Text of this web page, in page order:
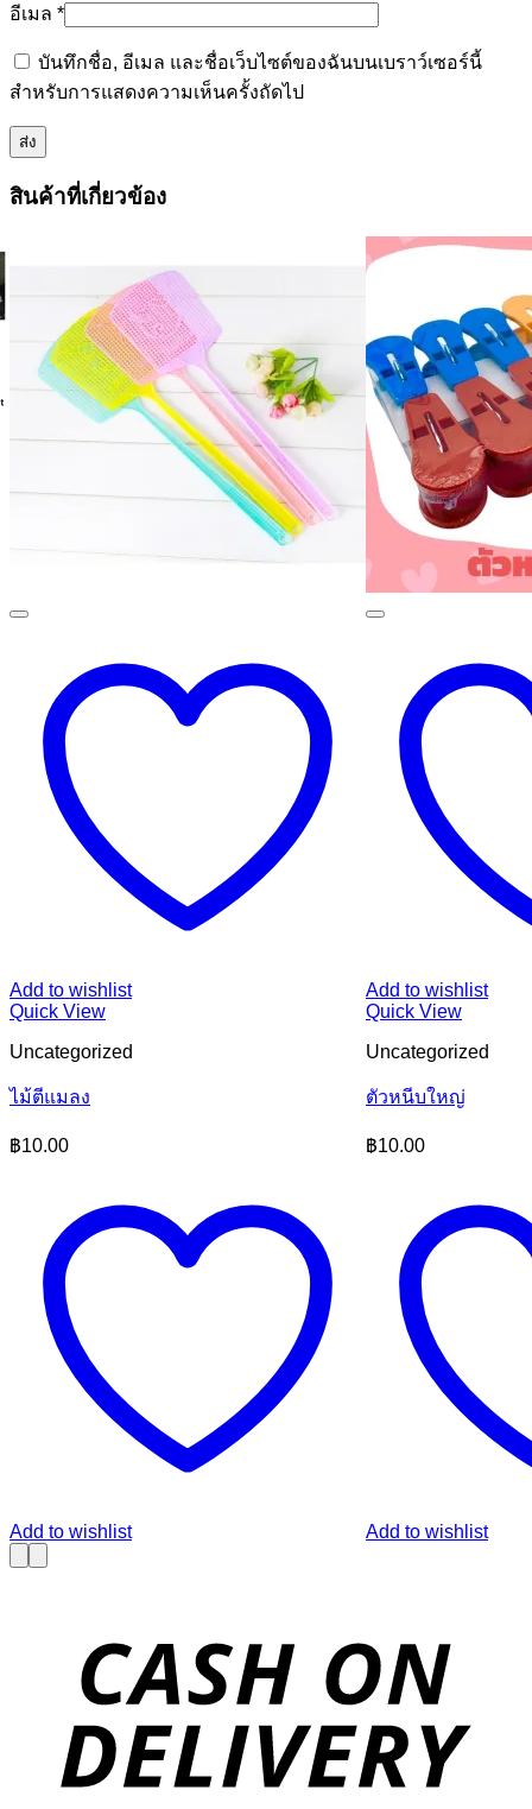
อีเมล *
บันทึกชื่อ, อีเมล และชื่อเว็บไซต์ของฉันบนเบราว์เซอร์นี้
สำหรับการแสดงความเห็นครั้งถัดไป
สินค้าที่เกี่ยวข้อง
Add to wishlist
Quick View
Uncategorized
ไม้ตีแมลง
฿10.00
Add to wishlist
Add to wishlist
Quick View
Uncategorized
ตัวหนีบใหญ่
฿10.00
Add to wishlist